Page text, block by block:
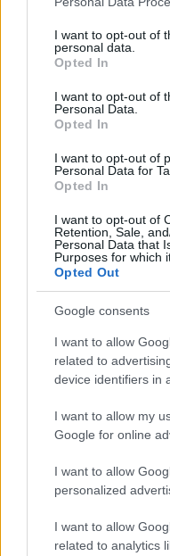
not limited to your visit
grant or deny consent
use your data for below
consent section.
I want to opt-out of
personal data.
Opted In
I want to opt-out of
Personal Data.
Opted In
I want to opt-out of
Personal Data for
Opted In
I want to opt-out of
Retention, Sale,
Personal Data that
Purposes for which
Opted Out
Google consents
I want to allow
related to
device identifiers in
I want to allow my
Google for online
I want to allow
personalized
I want to allow
related to analytics
2026.08.06. Kiss Lajos
Sok volt az
kevesebbet vittek
A jászsági fideszes
igazolatlanul a
megúszta ahhoz...
JNSZ megyei hírek